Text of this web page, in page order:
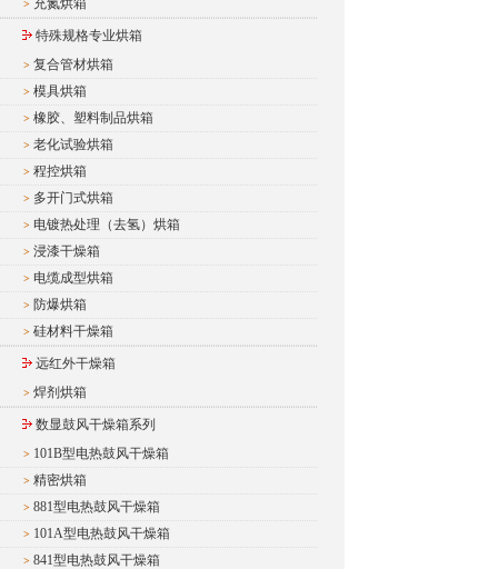
> 充氮烘箱
特殊规格专业烘箱
> 复合管材烘箱
> 模具烘箱
> 橡胶、塑料制品烘箱
> 老化试验烘箱
> 程控烘箱
> 多开门式烘箱
> 电镀热处理（去氢）烘箱
> 浸漆干燥箱
> 电缆成型烘箱
> 防爆烘箱
> 硅材料干燥箱
远红外干燥箱
> 焊剂烘箱
数显鼓风干燥箱系列
> 101B型电热鼓风干燥箱
> 精密烘箱
> 881型电热鼓风干燥箱
> 101A型电热鼓风干燥箱
> 841型电热鼓风干燥箱